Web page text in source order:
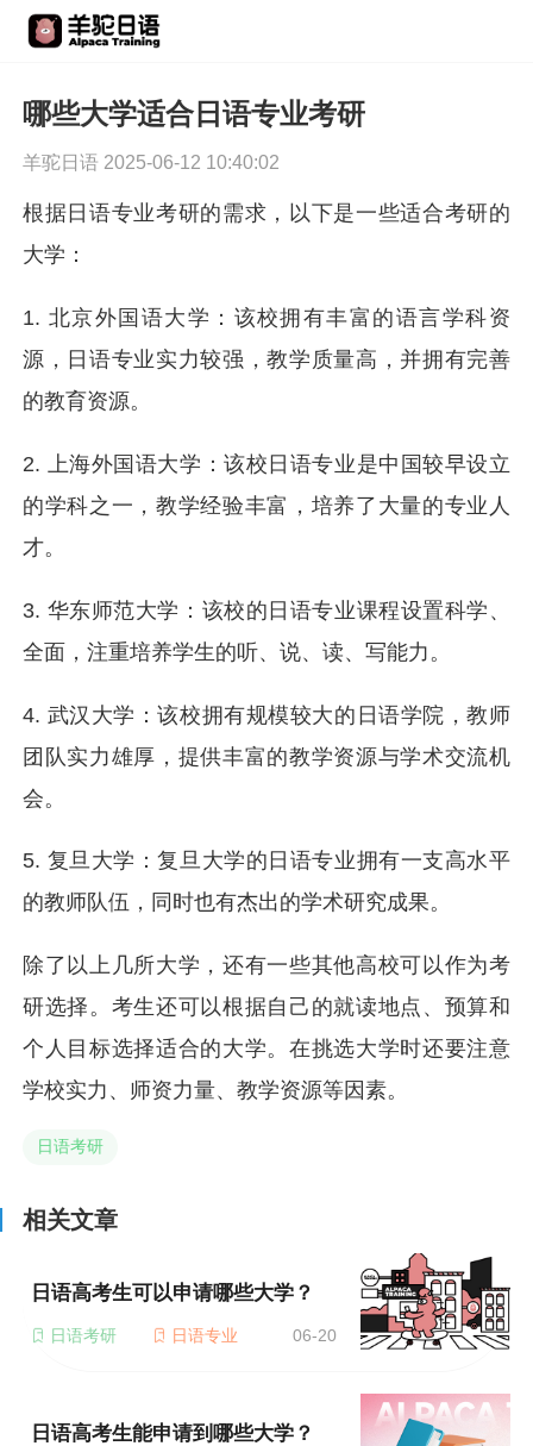
哪些大学适合日语专业考研
羊驼日语 2025-06-12 10:40:02
根据日语专业考研的需求，以下是一些适合考研的
大学：
1. 北京外国语大学：该校拥有丰富的语言学科资
源，日语专业实力较强，教学质量高，并拥有完善
的教育资源。
2. 上海外国语大学：该校日语专业是中国较早设立
的学科之一，教学经验丰富，培养了大量的专业人
才。
3. 华东师范大学：该校的日语专业课程设置科学、
全面，注重培养学生的听、说、读、写能力。
4. 武汉大学：该校拥有规模较大的日语学院，教师
团队实力雄厚，提供丰富的教学资源与学术交流机
会。
5. 复旦大学：复旦大学的日语专业拥有一支高水平
的教师队伍，同时也有杰出的学术研究成果。
除了以上几所大学，还有一些其他高校可以作为考
研选择。考生还可以根据自己的就读地点、预算和
个人目标选择适合的大学。在挑选大学时还要注意
学校实力、师资力量、教学资源等因素。
日语考研
相关文章
日语高考生可以申请哪些大学？
日语考研 日语专业 06-20
日语高考生能申请到哪些大学？